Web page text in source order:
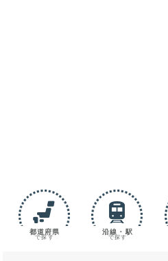
都道府県
で探す
沿線・駅
で探す